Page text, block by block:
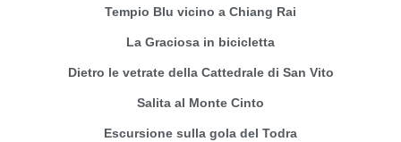
Tempio Blu vicino a Chiang Rai
La Graciosa in bicicletta
Dietro le vetrate della Cattedrale di San Vito
Salita al Monte Cinto
Escursione sulla gola del Todra